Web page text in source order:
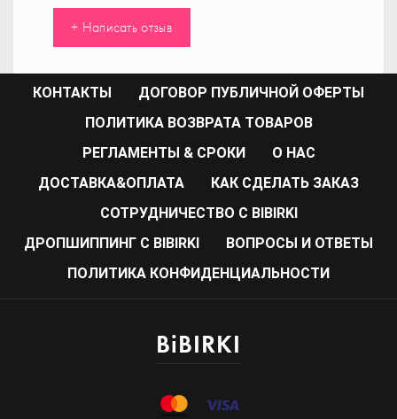
+ Написать отзыв
КОНТАКТЫ
ДОГОВОР ПУБЛИЧНОЙ ОФЕРТЫ
ПОЛИТИКА ВОЗВРАТА ТОВАРОВ
РЕГЛАМЕНТЫ & СРОКИ
О НАС
ДОСТАВКА&ОПЛАТА
КАК СДЕЛАТЬ ЗАКАЗ
CОТРУДНИЧЕСТВО С BIBIRKI
ДРОПШИППИНГ С BIBIRKI
ВОПРОСЫ И ОТВЕТЫ
ПОЛИТИКА КОНФИДЕНЦИАЛЬНОСТИ
BiBIRKI